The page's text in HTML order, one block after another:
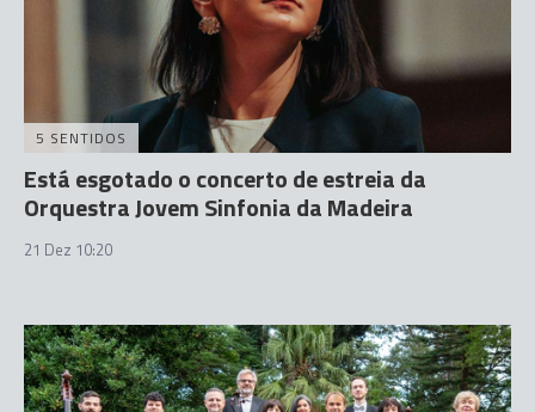
5 SENTIDOS
Está esgotado o concerto de estreia da
Orquestra Jovem Sinfonia da Madeira
21 Dez 10:20